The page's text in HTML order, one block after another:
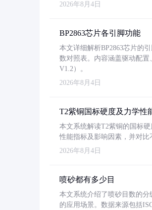
2026年8月4日
BP2863芯片各引脚功能
本文详细解析BP2863芯片的
数对照表。内容涵盖驱动配
V1.2）。
2026年8月4日
T2紫铜国标硬度及力学性
本文系统解读T2紫铜的国标
性能指标及影响因素，并对比
2026年8月4日
喷砂都有多少目
本文系统介绍了喷砂目数的分
的应用场景。数据来源包括